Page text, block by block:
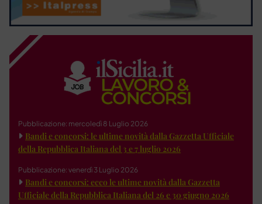
Pubblicazione: mercoledì 8 Luglio 2026
Bandi e concorsi: le ultime novità dalla Gazzetta Ufficiale
della Repubblica Italiana del 3 e 7 luglio 2026
Pubblicazione: venerdì 3 Luglio 2026
Bandi e concorsi: ecco le ultime novità dalla Gazzetta
Ufficiale della Repubblica Italiana del 26 e 30 giugno 2026